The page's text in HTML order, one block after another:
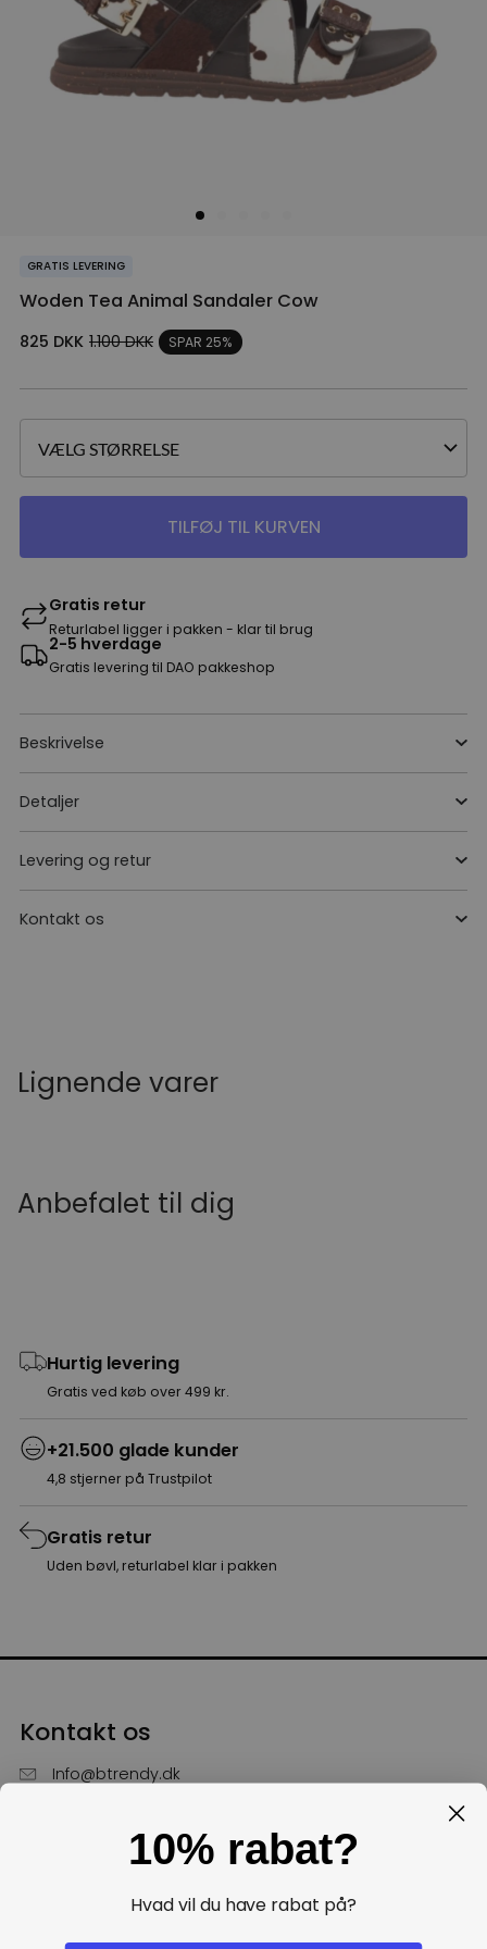
GRATIS LEVERING
Woden Tea Animal Sandaler Cow
825 DKK 1.100DKK SPAR 25%
TILFØJ TIL KURVEN
Gratis retur
Returlabel ligger i pakken - klar til brug
2-5 hverdage
Gratis levering til DAO pakkeshop
Beskrivelse
Detaljer
Levering og retur
Kontakt os
Lignende varer
Anbefalet til dig
Hurtig levering
Gratis ved køb over 499 kr.
+21.500 glade kunder
4,8 stjerner på Trustpilot
Gratis retur
Uden bøvl, returlabel klar i pakken
Kontakt os
Info@btrendy.dk
Hverdage fra kl. 10 - 16
10% rabat?
Hvad vil du have rabat på?